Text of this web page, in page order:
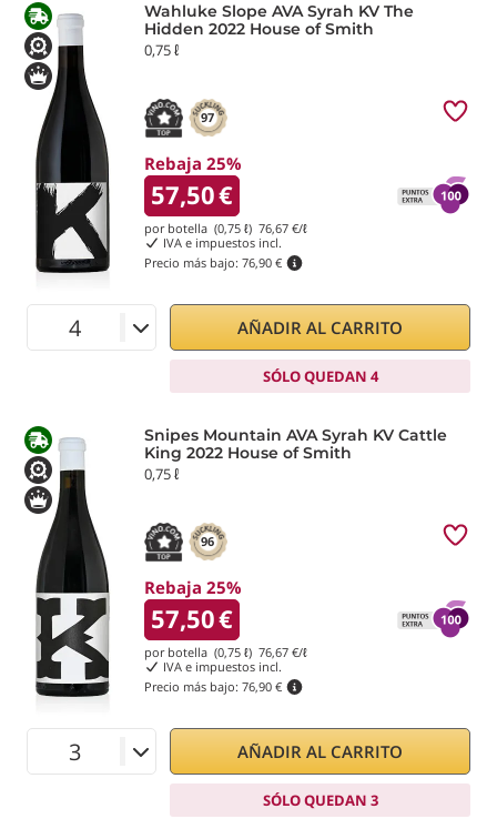
Wahluke Slope AVA Syrah KV The
Hidden 2022 House of Smith
0,75 ℓ
97
Rebaja 25%
57,50€
por botella (0,75 ℓ) 76,67 €/ℓ
IVA e impuestos incl.
Precio más bajo: 76,90 €
AÑADIR AL CARRITO
SÓLO QUEDAN 4
Snipes Mountain AVA Syrah KV Cattle
King 2022 House of Smith
0,75 ℓ
96
Rebaja 25%
57,50€
por botella (0,75 ℓ) 76,67 €/ℓ
IVA e impuestos incl.
Precio más bajo: 76,90 €
AÑADIR AL CARRITO
SÓLO QUEDAN 3